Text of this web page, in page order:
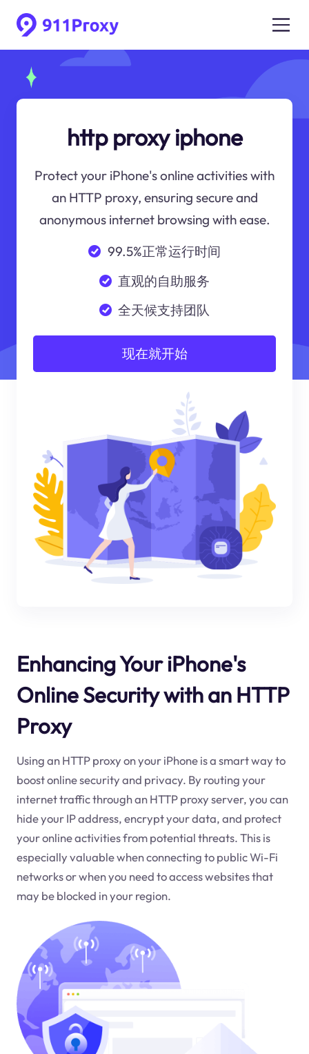
http proxy iphone
Protect your iPhone's online activities with
an HTTP proxy, ensuring secure and
anonymous internet browsing with ease.
99.5%正常运行时间
直观的自助服务
全天候支持团队
现在就开始
Enhancing Your iPhone's
Online Security with an HTTP
Proxy
Using an HTTP proxy on your iPhone is a smart way to
boost online security and privacy. By routing your
internet traffic through an HTTP proxy server, you can
hide your IP address, encrypt your data, and protect
your online activities from potential threats. This is
especially valuable when connecting to public Wi-Fi
networks or when you need to access websites that
may be blocked in your region.